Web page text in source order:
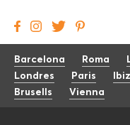
Barcelona Roma
Londres
Paris
Brusells
Vienna